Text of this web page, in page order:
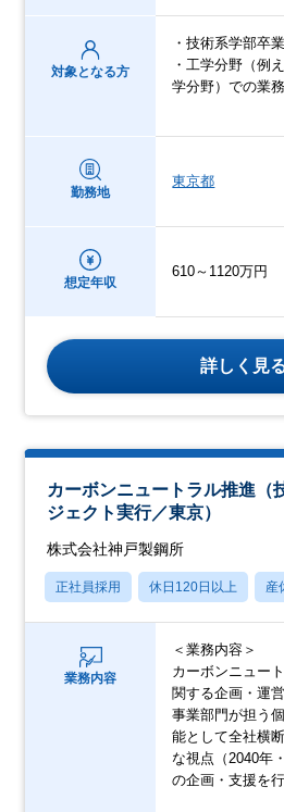
対象となる方
・技術系学部卒業
・工学分野（例
学分野）での業
勤務地
東京都
想定年収
610～1120万円
詳しく見
カーボンニュートラル推進（
ジェクト実行／東京）
株式会社神戸製鋼所
正社員採用 休日120日以上 産
業務内容
＜業務内容＞
カーボンニュー
関する企画・運
事業部門が担う
能として全社横
な視点（2040年
の企画・支援を